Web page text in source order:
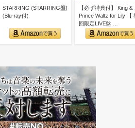
STARRING (STARRING盤)
(Blu-ray付)
【必ず特典付】 King &
Prince Waltz for Lily 【
回限定LIVE盤 …